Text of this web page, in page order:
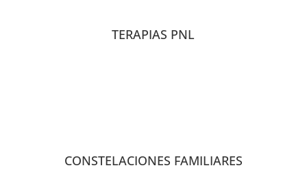
TERAPIAS PNL
CONSTELACIONES FAMILIARES